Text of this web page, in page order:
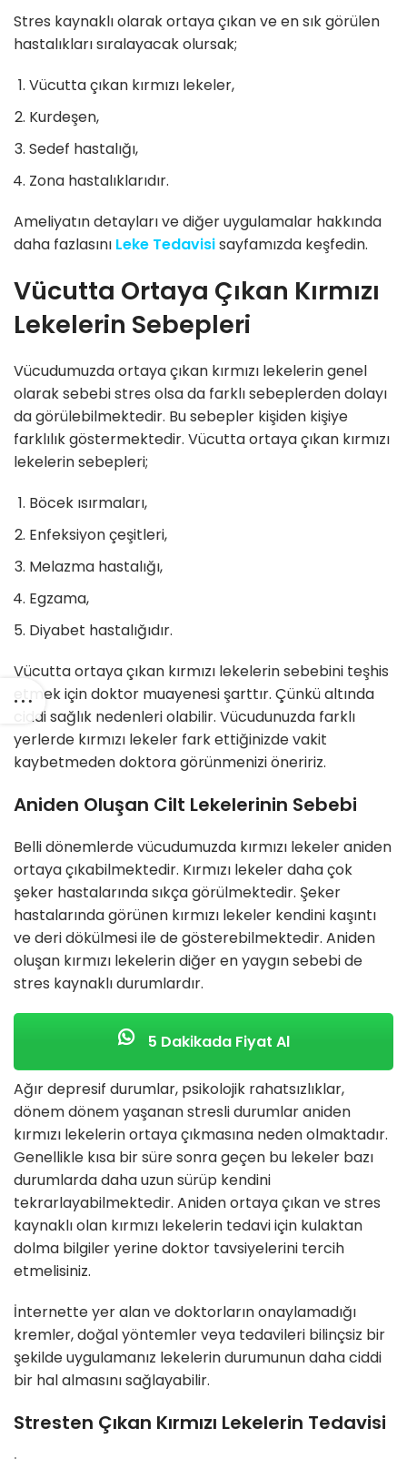
Stres kaynaklı olarak ortaya çıkan ve en sık görülen
hastalıkları sıralayacak olursak;
Vücutta çıkan kırmızı lekeler,
Kurdeşen,
Sedef hastalığı,
Zona hastalıklarıdır.
Ameliyatın detayları ve diğer uygulamalar hakkında
daha fazlasını Leke Tedavisisayfamızda keşfedin.
Vücutta Ortaya Çıkan Kırmızı
Lekelerin Sebepleri
Vücudumuzda ortaya çıkan kırmızı lekelerin genel
olarak sebebi stres olsa da farklı sebeplerden dolayı
da görülebilmektedir. Bu sebepler kişiden kişiye
farklılık göstermektedir. Vücutta ortaya çıkan kırmızı
lekelerin sebepleri;
Böcek ısırmaları,
Enfeksiyon çeşitleri,
Melazma hastalığı,
Egzama,
Diyabet hastalığıdır.
Vücutta ortaya çıkan kırmızı lekelerin sebebini teşhis
etmek için doktor muayenesi şarttır. Çünkü altında
ciddi sağlık nedenleri olabilir. Vücudunuzda farklı
yerlerde kırmızı lekeler fark ettiğinizde vakit
kaybetmeden doktora görünmenizi öneririz.
Aniden Oluşan Cilt Lekelerinin Sebebi
Belli dönemlerde vücudumuzda kırmızı lekeler aniden
ortaya çıkabilmektedir. Kırmızı lekeler daha çok
şeker hastalarında sıkça görülmektedir. Şeker
hastalarında görünen kırmızı lekeler kendini kaşıntı
ve deri dökülmesi ile de gösterebilmektedir. Aniden
oluşan kırmızı lekelerin diğer en yaygın sebebi de
stres kaynaklı durumlardır.
5 Dakikada Fiyat Al
Ağır depresif durumlar, psikolojik rahatsızlıklar,
dönem dönem yaşanan stresli durumlar aniden
kırmızı lekelerin ortaya çıkmasına neden olmaktadır.
Genellikle kısa bir süre sonra geçen bu lekeler bazı
durumlarda daha uzun sürüp kendini
tekrarlayabilmektedir. Aniden ortaya çıkan ve stres
kaynaklı olan kırmızı lekelerin tedavi için kulaktan
dolma bilgiler yerine doktor tavsiyelerini tercih
etmelisiniz.
İnternette yer alan ve doktorların onaylamadığı
kremler, doğal yöntemler veya tedavileri bilinçsiz bir
şekilde uygulamanız lekelerin durumunun daha ciddi
bir hal almasını sağlayabilir.
Stresten Çıkan Kırmızı Lekelerin Tedavisi